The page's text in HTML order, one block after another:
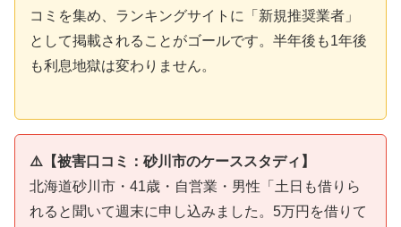
コミを集め、ランキングサイトに「新規推奨業者」
として掲載されることがゴールです。半年後も1年後
も利息地獄は変わりません。
⚠️【被害口コミ：砂川市のケーススタディ】
北海道砂川市・41歳・自営業・男性「土日も借りら
れると聞いて週末に申し込みました。5万円を借りて